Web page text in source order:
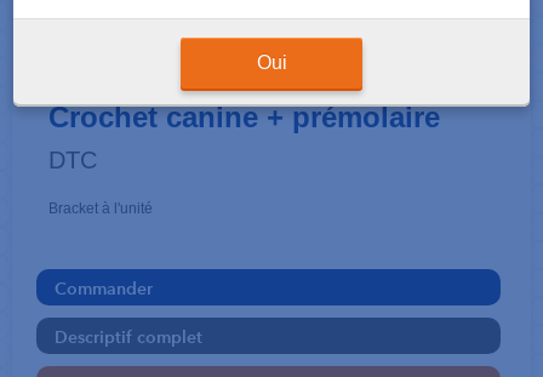
Oui
Active - Roth .022
Crochet canine + prémolaire
DTC
Bracket à l'unité
Commander
Descriptif complet